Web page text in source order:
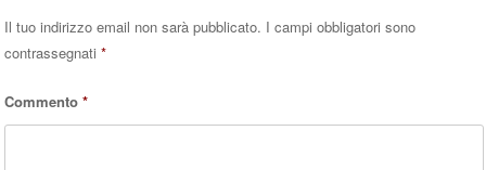
Il tuo indirizzo email non sarà pubblicato. I campi obbligatori sono
contrassegnati*
Commento*